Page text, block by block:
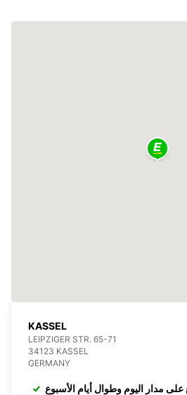
KASSEL
LEIPZIGER STR. 65-71
34123 KASSEL
GERMANY
على مدار اليوم وطوال أيام الأسبوع